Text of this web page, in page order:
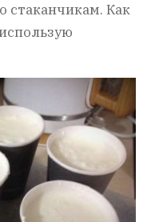
стаканчикам. Как